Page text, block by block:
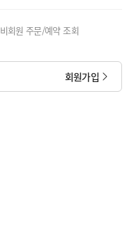
비회원 주문/예약 조회
회원가입